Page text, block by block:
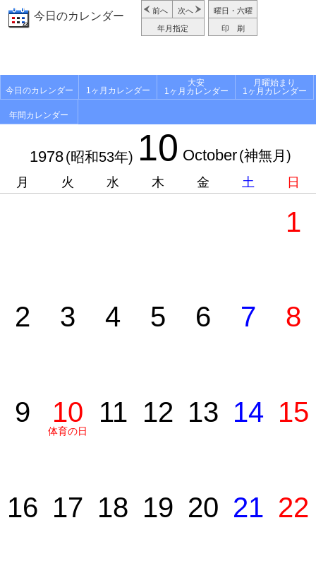
今日のカレンダー 前へ 次へ
年月指定
曜日・六曜
印 刷
今日のカレンダー 1ヶ月カレンダー
大安
1ヶ月カレンダー
月曜始まり
1ヶ月カレンダー
年間カレンダー
1978(昭和53年) 10 October(神無月)
月 火 水 木 金 土 日
1
2 3 4 5 6 7 8
9 10
体育の日
11 12 13 14 15
16 17 18 19 20 21 22